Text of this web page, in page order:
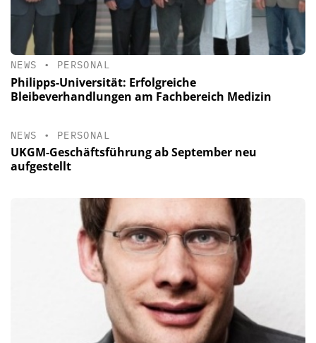
NEWS • PERSONAL
Philipps-Universität: Erfolgreiche
Bleibeverhandlungen am Fachbereich Medizin
NEWS • PERSONAL
UKGM-Geschäftsführung ab September neu
aufgestellt